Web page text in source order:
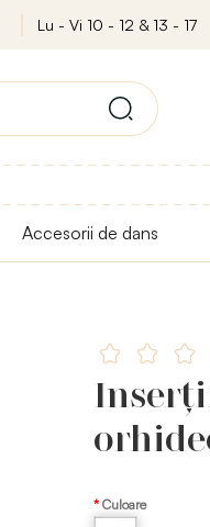
Lu - Vi 10 - 12 & 13 - 17
Accesorii de dans
Culoare